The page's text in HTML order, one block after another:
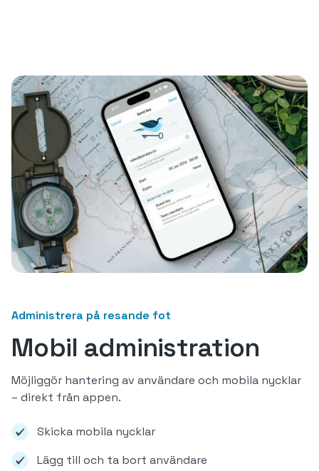
Administrera på resande fot
Mobil administration
Möjliggör hantering av användare och mobila nycklar
– direkt från appen.
Skicka mobila nycklar
Lägg till och ta bort användare